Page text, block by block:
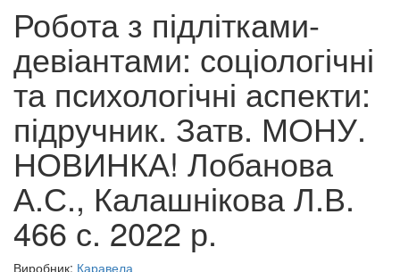
Робота з підлітками-
девіантами: соціологічні
та психологічні аспекти:
підручник. Затв. МОНУ.
НОВИНКА! Лобанова
А.С., Калашнікова Л.В.
466 с. 2022 р.
Виробник: Каравела